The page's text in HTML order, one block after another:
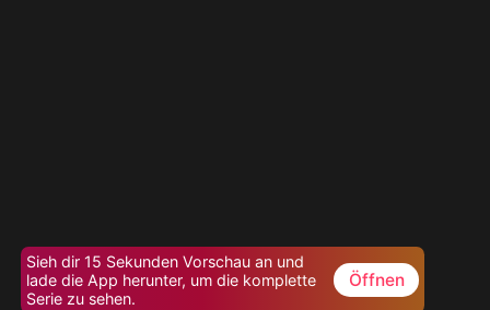
Sieh dir 15 Sekunden Vorschau an und
lade die App herunter, um die komplette
Serie zu sehen.
Öffnen